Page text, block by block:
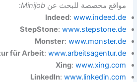
مواقع مخصصة للبحث عنMinijob
:
Indeed: www.indeed.de
StepStone: www.stepstone.de
Monster: www.monster.de
für Arbeit: www.arbeitsagentur.de
Xing: www.xing.com
LinkedIn: www.linkedin.com